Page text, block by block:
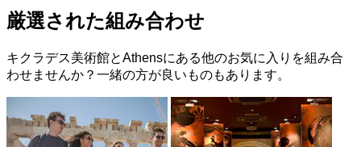
厳選された組み合わせ
キクラデス美術館とAthensにある他のお気に入りを組み合
わせませんか？一緒の方が良いものもあります。